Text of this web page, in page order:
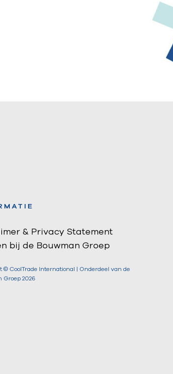
& Privacy Statement
bij de Bouwman Groep
© CoolTrade International | Onderdeel van de
Groep 2026